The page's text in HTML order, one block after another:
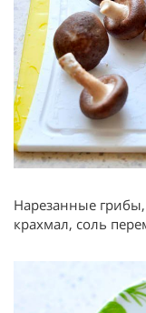
Нарезанные
крахмал, соль